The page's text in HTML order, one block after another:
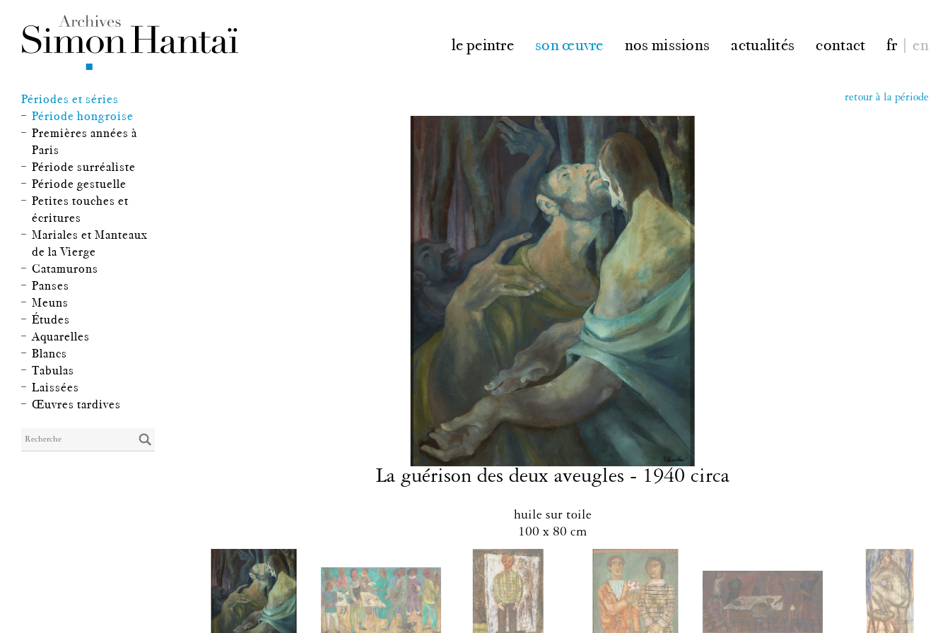
le peintre son œuvre nos missions actualités contact fr | en
Périodes et séries
Période hongroise
Premières années à
Paris
Période surréaliste
Période gestuelle
Petites touches et
écritures
Mariales et Manteaux
de la Vierge
Catamurons
Panses
Meuns
Études
Aquarelles
Blancs
Tabulas
Laissées
Œuvres tardives
retour à la période
La guérison des deux aveugles - 1940 circa
huile sur toile
100 x 80 cm